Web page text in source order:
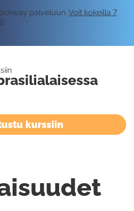
palveluun. Voit kokeilla 7
kurssiin